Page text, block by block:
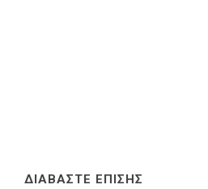
ΔΙΑΒΑΣΤΕ ΕΠΙΣΗΣ